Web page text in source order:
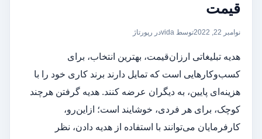
قیمت
نوامبر 22, 2022 توسط vida در رپورتاژ
هدیه تبلیغاتی ارزان‌قیمت، بهترین انتخاب، برای
کسب‌وکارهایی است که تمایل دارند برند کاری خود را با
هزینه‌ای پایین، به دیگران عرضه کنند. هدیه گرفتن هرچند
کوچک، برای هر فردی، خوشایند است؛ ازاین‌رو،
کارفرمایان می‌توانند با استفاده از هدیه دادن، نظر